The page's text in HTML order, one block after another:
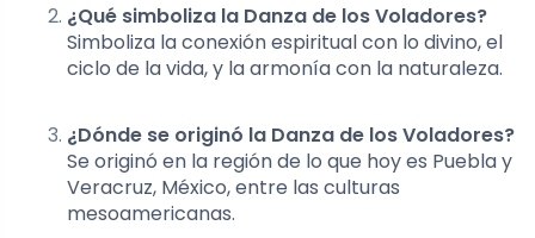
¿Qué simboliza la Danza de los Voladores?
Simboliza la conexión espiritual con lo divino, el
ciclo de la vida, y la armonía con la naturaleza.
¿Dónde se originó la Danza de los Voladores?
Se originó en la región de lo que hoy es Puebla y
Veracruz, México, entre las culturas
mesoamericanas.